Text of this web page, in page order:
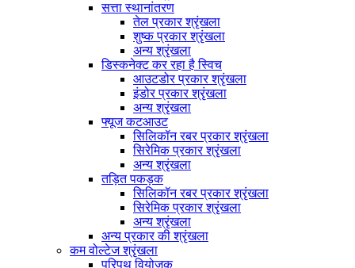
सत्ता स्थानांतरण
तेल प्रकार श्रृंखला
शुष्क प्रकार श्रृंखला
अन्य श्रृंखला
डिस्कनेक्ट कर रहा है स्विच
आउटडोर प्रकार श्रृंखला
इंडोर प्रकार श्रृंखला
अन्य श्रृंखला
फ्यूज कटआउट
सिलिकॉन रबर प्रकार श्रृंखला
सिरेमिक प्रकार श्रृंखला
अन्य श्रृंखला
तड़ित पकड़क
सिलिकॉन रबर प्रकार श्रृंखला
सिरेमिक प्रकार श्रृंखला
अन्य श्रृंखला
अन्य प्रकार की श्रृंखला
कम वोल्टेज श्रृंखला
परिपथ वियोजक